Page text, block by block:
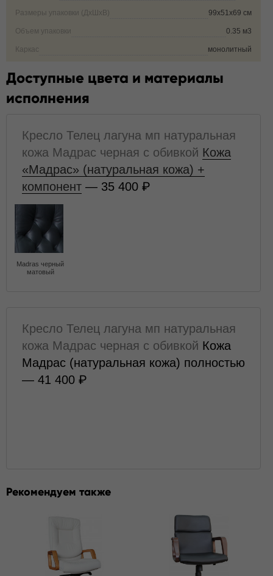
Размеры упаковки (ДxШxВ) 99х51х69 см
Объем упаковки 0.35 м3
Каркас монолитный
Доступные цвета и материалы
исполнения
Кресло Телец лагуна мп натуральная
кожа Мадрас черная с обивкой Кожа
«Мадрас» (натуральная кожа) +
компонент — 35 400
Madras черный
матовый
Кресло Телец лагуна мп натуральная
кожа Мадрас черная с обивкой Кожа
Мадрас (натуральная кожа) полностью
— 41 400
Рекомендуем также